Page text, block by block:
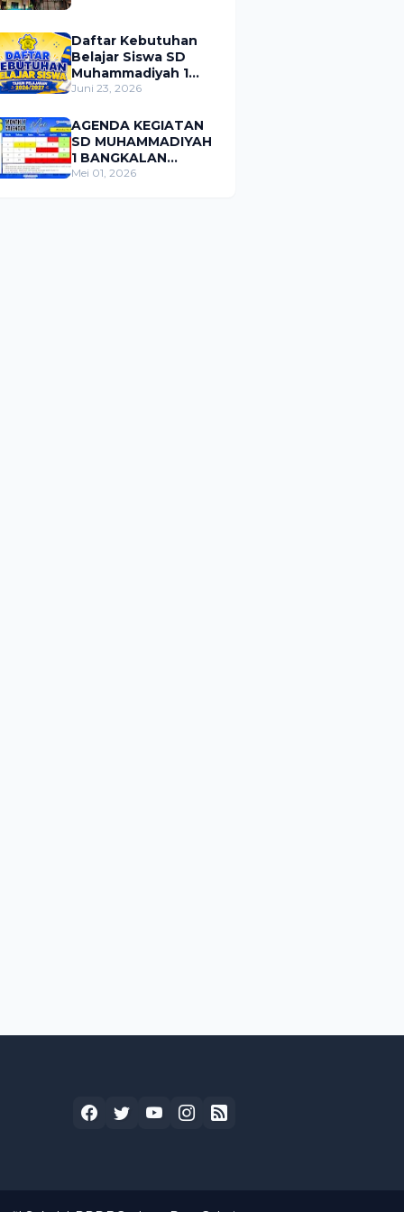
Daftar Kebutuhan
Belajar Siswa SD
Muhammadiyah 1
Bangkalan Tahun
Juni 23, 2026
AGENDA KEGIATAN
SD MUHAMMADIYAH
1 BANGKALAN
BULAN MEI 2026
Mei 01, 2026